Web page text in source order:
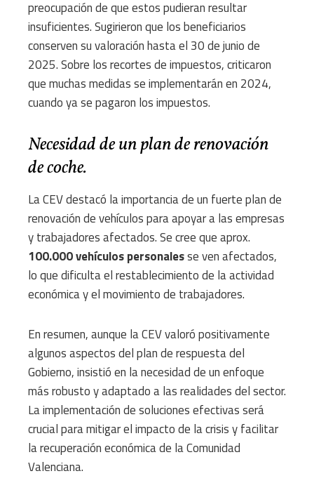
preocupación de que estos pudieran resultar
insuficientes. Sugirieron que los beneficiarios
conserven su valoración hasta el 30 de junio de
2025. Sobre los recortes de impuestos, criticaron
que muchas medidas se implementarán en 2024,
cuando ya se pagaron los impuestos.
Necesidad de un plan de renovación
de coche.
La CEV destacó la importancia de un fuerte plan de
renovación de vehículos para apoyar a las empresas
y trabajadores afectados. Se cree que aprox.
100.000 vehículos personalesse ven afectados,
lo que dificulta el restablecimiento de la actividad
económica y el movimiento de trabajadores.
En resumen, aunque la CEV valoró positivamente
algunos aspectos del plan de respuesta del
Gobierno, insistió en la necesidad de un enfoque
más robusto y adaptado a las realidades del sector.
La implementación de soluciones efectivas será
crucial para mitigar el impacto de la crisis y facilitar
la recuperación económica de la Comunidad
Valenciana.